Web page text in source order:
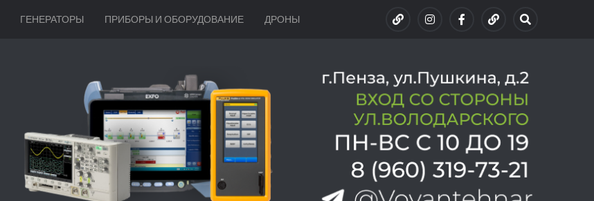
ГЕНЕРАТОРЫ ПРИБОРЫ И ОБОРУДОВАНИЕ ДРОНЫ